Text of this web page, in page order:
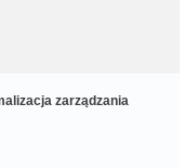
zarządzania